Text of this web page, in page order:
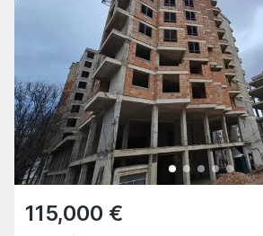
115,000 €